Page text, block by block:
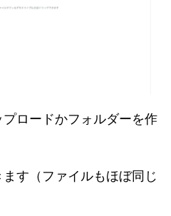
ロードかフォルダーを作
す（ファイルもほぼ同じ